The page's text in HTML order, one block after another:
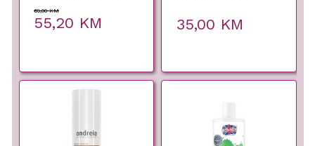
69,00KM
Original
price
55,20 KM
Current
price
35,00 KM